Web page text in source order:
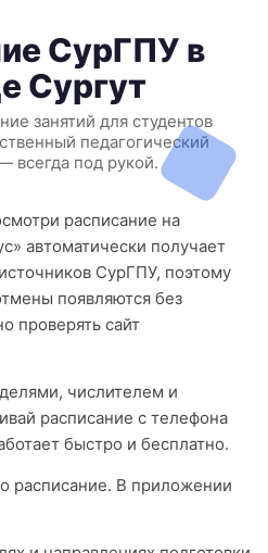
СурГПУ в
Сургут
занятий для студентов
педагогический
всегда под рукой.
расписание на
автоматически получает
СурГПУ, поэтому
появляются без
проверять сайт
числителем и
расписание с телефона
быстро и бесплатно.
расписание. В приложении